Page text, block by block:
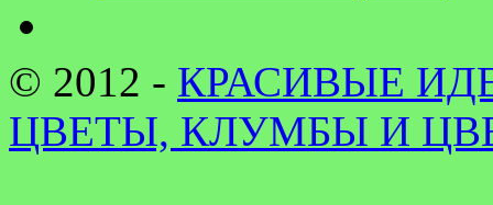
© 2012 - КРАСИВЫЕ
ЦВЕТЫ, КЛУМБЫ И